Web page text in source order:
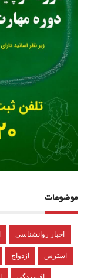
موضوعات
اخبار روانشناسی
ازدواج استرس